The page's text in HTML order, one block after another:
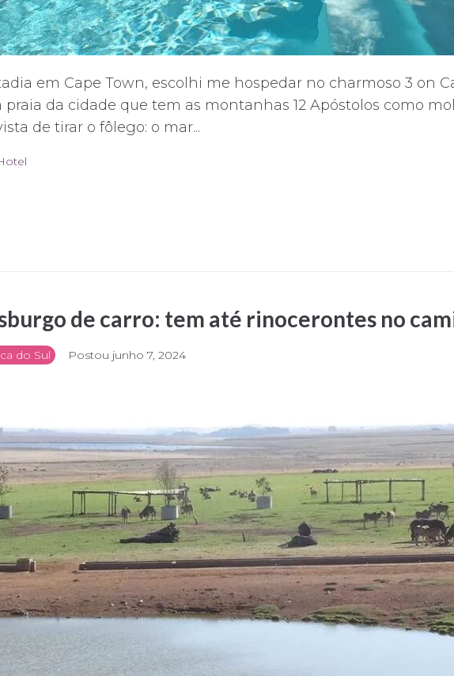
em Cape Town, escolhi me hospedar no charmoso 3 on
praia da cidade que tem as montanhas 12 Apóstolos como
de tirar o fôlego: o mar...
de carro: tem até rinocerontes no
do Sul Postou junho 7, 2024